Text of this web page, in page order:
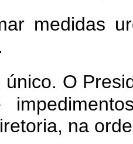
medidas
único. O
na